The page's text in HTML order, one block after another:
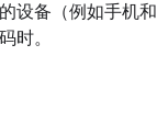
设备（例如手机和
时。